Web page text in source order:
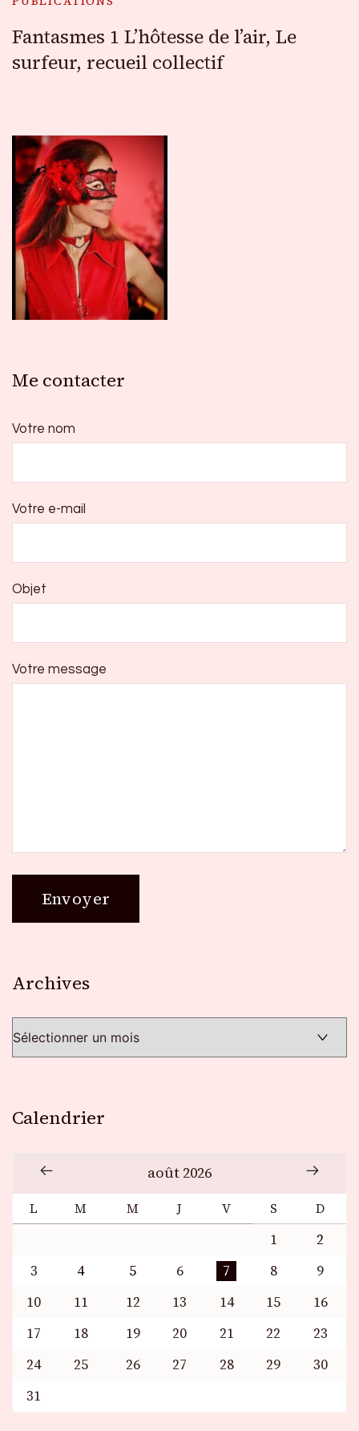
Fantasmes 1 L’hôtesse de l’air, Le
surfeur, recueil collectif
Me contacter
Votre nom
Votre e-mail
Objet
Votre message
Archives
Calendrier
août 2026
L M M J V S D
1
2
3
4 5 6 7 8
9
10
11 12 13 14 15
16
17
18 19 20 21 22
23
24
25 26 27 28 29
30
31